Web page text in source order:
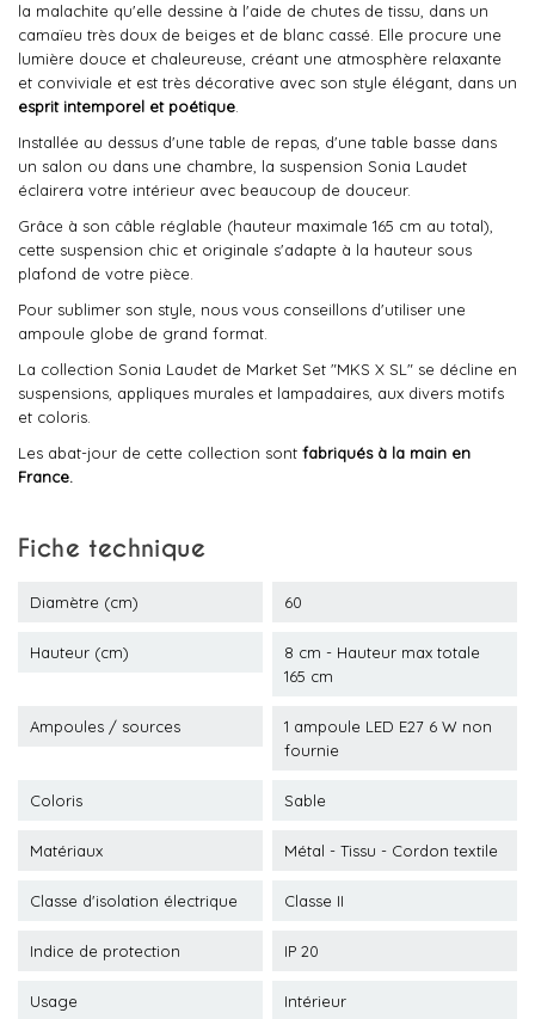
la malachite qu'elle dessine à l'aide de chutes de tissu, dans un
camaïeu très doux de beiges et de blanc cassé. Elle procure une
lumière douce et chaleureuse, créant une atmosphère relaxante
et conviviale et est très décorative avec son style élégant, dans un
esprit intemporel et poétique
Installée au dessus d'une table de repas, d'une table basse dans
un salon ou dans une chambre, la suspension Sonia Laudet
éclairera votre intérieur avec beaucoup de douceur.
Grâce à son câble réglable (hauteur maximale 165 cm au total),
cette suspension chic et originale s'adapte à la hauteur sous
plafond de votre pièce.
Pour sublimer son style, nous vous conseillons d'utiliser une
ampoule globe de grand format.
La collection Sonia Laudet de Market Set "MKS X SL" se décline en
suspensions, appliques murales et lampadaires, aux divers motifs
et coloris.
Les abat-jour de cette collection sont fabriqués à la main en
France.
Fiche technique
Diamètre (cm) 60
Hauteur (cm)
8 cm - Hauteur max totale
165 cm
Ampoules / sources
1 ampoule LED E27 6 W non
fournie
Coloris Sable
Matériaux Métal - Tissu - Cordon textile
Classe d'isolation électrique Classe II
Indice de protection IP 20
Usage Intérieur